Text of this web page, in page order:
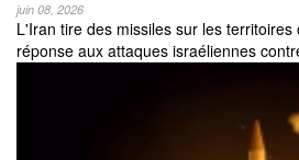
juin 08, 2026
L'Iran tire des missiles sur les
réponse aux attaques israéliennes